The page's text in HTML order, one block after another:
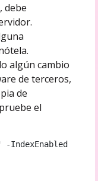
debe
algún cambio
de terceros,
de
el
-IndexEnabled